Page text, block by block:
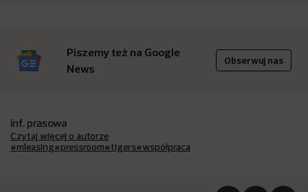
Piszemy też na Google
News
Obserwuj nas
inf. prasowa
Czytaj więcej o autorze
#mleasing#pressroom#tigers#współpraca